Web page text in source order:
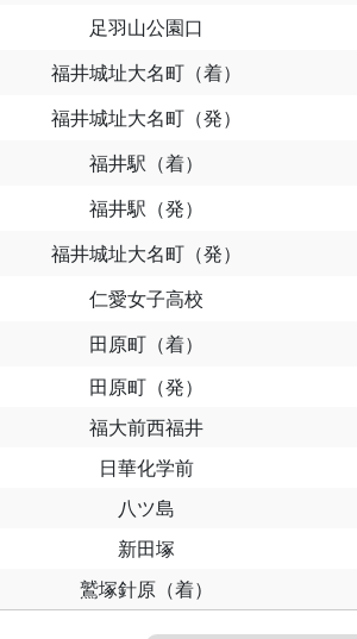
足羽山公園口
福井城址大名町（着）
福井城址大名町（発）
福井駅（着）
福井駅（発）
福井城址大名町（発）
仁愛女子高校
田原町（着）
田原町（発）
福大前西福井
日華化学前
八ツ島
新田塚
鷲塚針原（着）